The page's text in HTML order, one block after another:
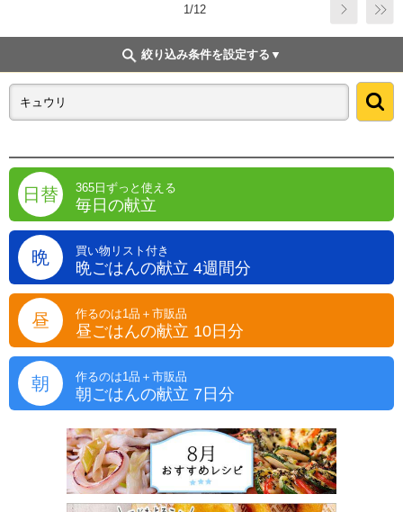
1/12
絞り込み条件を設定する
日替 365日ずっと使える
毎日の献立
晩 買い物リスト付き
晩ごはんの献立 4週間分
昼 作るのは1品＋市販品
昼ごはんの献立 10日分
朝 作るのは1品＋市販品
朝ごはんの献立 7日分